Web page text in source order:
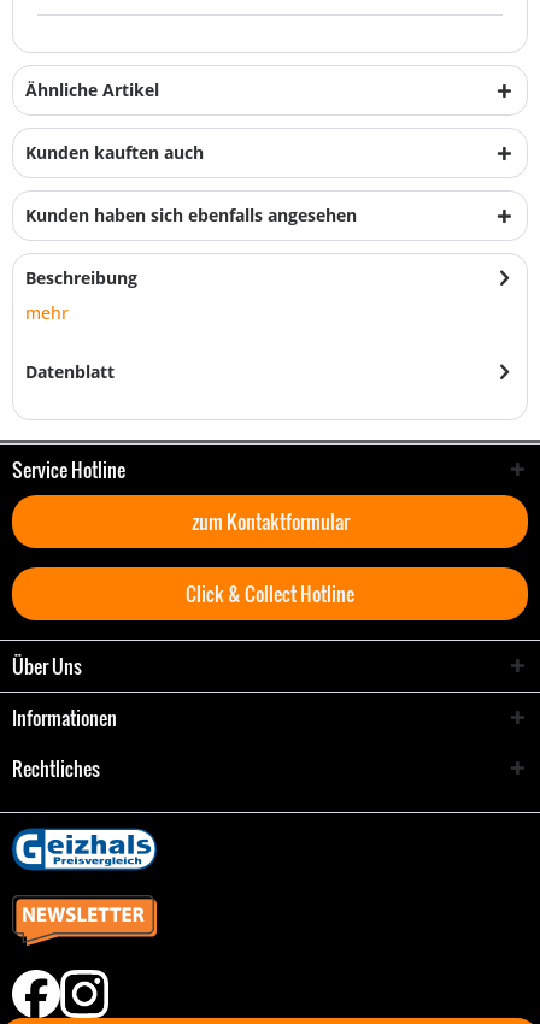
Ähnliche Artikel
Kunden kauften auch
Kunden haben sich ebenfalls angesehen
Beschreibung
mehr
Datenblatt
Service Hotline
zum Kontaktformular
Click & Collect Hotline
Über Uns
Informationen
Rechtliches